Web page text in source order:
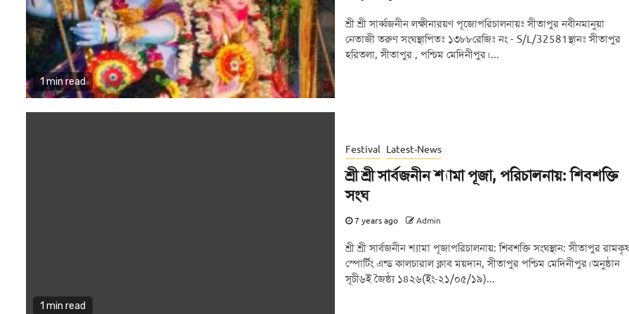
1 min read
শ্রী শ্রী সার্ব্বজনীন লক্ষীনারয়ণ পূজোপরিচালনায়ঃ সীতাপুর নবীনমানুয়া
নেতাজী তরুণ সংঘস্থাপিতঃ ১৩৮৮রেজিঃ নং - S/L/32581স্থানঃ সীতাপুর
হরিতলা, সীতাপুর , পশ্চিম মেদিনীপুর।...
1 min read
Festival Latest-News
শ্রী শ্রী সার্বজনীন শ্যামা পূজা, পরিচালনায়: শিবশক্তি
সংঘ
7 years ago Admin
শ্রী শ্রী সার্বজনীন শ্যামা পূজাপরিচালনায়: শিবশক্তি সংঘস্থান: সীতাপুর
স্পোর্টিং এন্ড কালচারাল ক্লাব ময়দান, সীতাপুর পশ্চিম মেদিনীপুর।অনুষ্ঠান
সূচী৬ই জৈষ্ঠ্য ১৪২৬(ইং-২১/০৫/১৯)...